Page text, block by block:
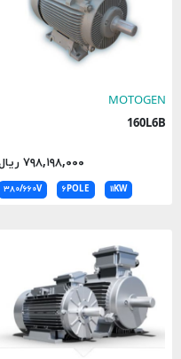
MOTOGEN
160L6B
۷۹۸,۱۹۸,۰۰۰ ریال
۱۱KW ۶POLE ۳۸۰/۶۶۰V